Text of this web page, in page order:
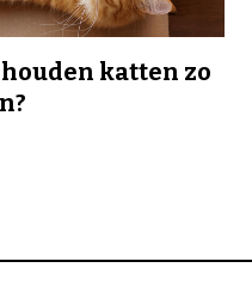
katten zo